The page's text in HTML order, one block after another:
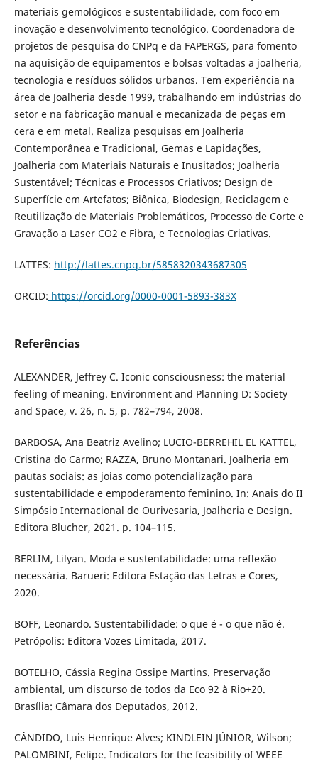
materiais gemológicos e sustentabilidade, com foco em
inovação e desenvolvimento tecnológico. Coordenadora de
projetos de pesquisa do CNPq e da FAPERGS, para fomento
na aquisição de equipamentos e bolsas voltadas a joalheria,
tecnologia e resíduos sólidos urbanos. Tem experiência na
área de Joalheria desde 1999, trabalhando em indústrias do
setor e na fabricação manual e mecanizada de peças em
cera e em metal. Realiza pesquisas em Joalheria
Contemporânea e Tradicional, Gemas e Lapidações,
Joalheria com Materiais Naturais e Inusitados; Joalheria
Sustentável; Técnicas e Processos Criativos; Design de
Superfície em Artefatos; Biônica, Biodesign, Reciclagem e
Reutilização de Materiais Problemáticos, Processo de Corte e
Gravação a Laser CO2 e Fibra, e Tecnologias Criativas.
LATTES: http://lattes.cnpq.br/5858320343687305
ORCID: https://orcid.org/0000-0001-5893-383X
Referências
ALEXANDER, Jeffrey C. Iconic consciousness: the material
feeling of meaning. Environment and Planning D: Society
and Space, v. 26, n. 5, p. 782–794, 2008.
BARBOSA, Ana Beatriz Avelino; LUCIO-BERREHIL EL KATTEL,
Cristina do Carmo; RAZZA, Bruno Montanari. Joalheria em
pautas sociais: as joias como potencialização para
sustentabilidade e empoderamento feminino. In: Anais do II
Simpósio Internacional de Ourivesaria, Joalheria e Design.
Editora Blucher, 2021. p. 104–115.
BERLIM, Lilyan. Moda e sustentabilidade: uma reflexão
necessária. Barueri: Editora Estação das Letras e Cores,
2020.
BOFF, Leonardo. Sustentabilidade: o que é - o que não é.
Petrópolis: Editora Vozes Limitada, 2017.
BOTELHO, Cássia Regina Ossipe Martins. Preservação
ambiental, um discurso de todos da Eco 92 à Rio+20.
Brasília: Câmara dos Deputados, 2012.
CÂNDIDO, Luis Henrique Alves; KINDLEIN JÚNIOR, Wilson;
PALOMBINI, Felipe. Indicators for the feasibility of WEEE